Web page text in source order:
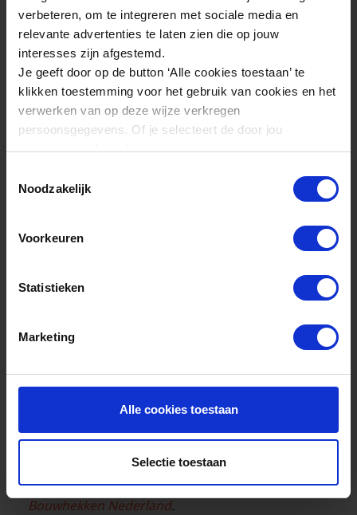
verbeteren, om te integreren met sociale media en
relevante advertenties te laten zien die op jouw
interesses zijn afgestemd.
Je geeft door op de button ‘Alle cookies toestaan’ te
klikken toestemming voor het gebruik van cookies en het
verwerken van op deze wijze verkregen
persoonsgegevens. Of je selecteert de door jou
gewenste cookies. Lees er meer over in onze
Noodzakelijk
Voorkeuren
Statistieken
Marketing
Alle cookies toestaan
Selectie toestaan
Stuur direct een bericht
Contactgegevens
0512 538 676
Dranghekken Nederland is op werkdagen
mogelijk vanaf 08.30 uur.
Dranghekken Nederland is onderdeel van
Bouwhekken Nederland.